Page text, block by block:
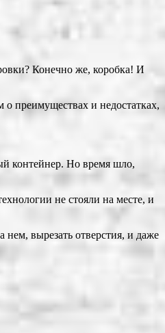
Конечно же, коробка! И
преимуществах и недостатках,
контейнер. Но время шло,
не стояли на месте, и
вырезать отверстия, и даже